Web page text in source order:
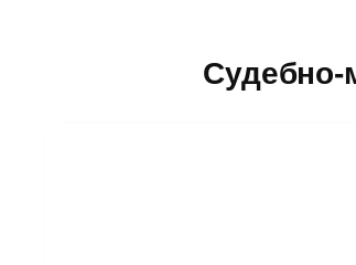
Судебно-